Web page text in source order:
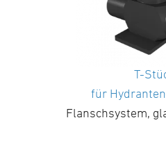
T-
für
Flanschsystem,